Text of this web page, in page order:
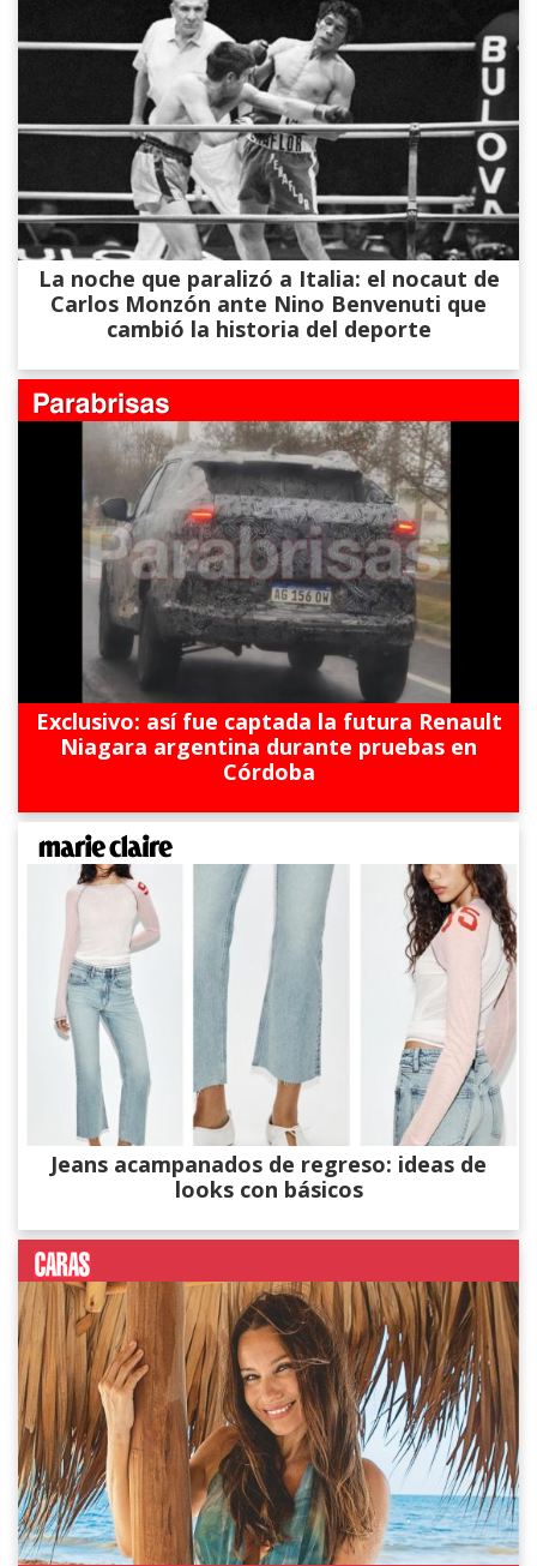
La noche que paralizó a Italia: el nocaut de
Carlos Monzón ante Nino Benvenuti que
cambió la historia del deporte
Exclusivo: así fue captada la futura Renault
Niagara argentina durante pruebas en
Córdoba
Jeans acampanados de regreso: ideas de
looks con básicos